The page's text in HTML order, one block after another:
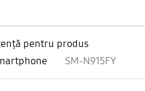
pentru produs
SM-N915FY